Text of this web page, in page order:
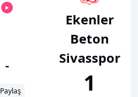
-
Paylaş
Ekenler
Beton
Sivasspor
1